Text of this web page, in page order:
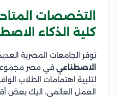
التخصصات
كلية الذكاء
توفر الجامعات المصرية
الاصطناعي في مصر
لتلبية اهتمامات الطلاب
العمل العالمي، اليك بعض